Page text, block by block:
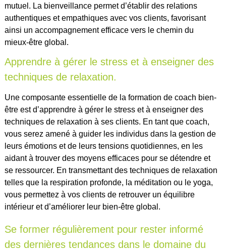
mutuel. La bienveillance permet d’établir des relations
authentiques et empathiques avec vos clients, favorisant
ainsi un accompagnement efficace vers le chemin du
mieux-être global.
Apprendre à gérer le stress et à enseigner des
techniques de relaxation.
Une composante essentielle de la formation de coach bien-
être est d’apprendre à gérer le stress et à enseigner des
techniques de relaxation à ses clients. En tant que coach,
vous serez amené à guider les individus dans la gestion de
leurs émotions et de leurs tensions quotidiennes, en les
aidant à trouver des moyens efficaces pour se détendre et
se ressourcer. En transmettant des techniques de relaxation
telles que la respiration profonde, la méditation ou le yoga,
vous permettez à vos clients de retrouver un équilibre
intérieur et d’améliorer leur bien-être global.
Se former régulièrement pour rester informé
des dernières tendances dans le domaine du